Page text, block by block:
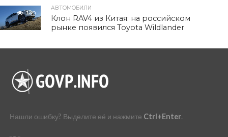
140
АВТОМОБИЛИ
Клон RAV4 из Китая: на российском
рынке появился Toyota Wildlander
Нашли ошибку? Выделите её и нажмите Ctrl+Enter.